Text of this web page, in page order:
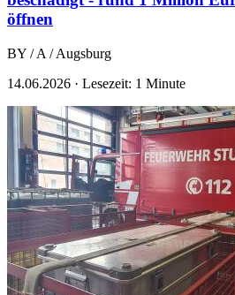
öffnen
BY / A / Augsburg
14.06.2026 · Lesezeit: 1 Minute